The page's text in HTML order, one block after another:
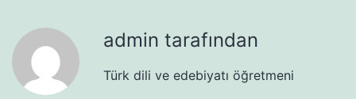
admin tarafından
Türk dili ve edebiyatı öğretmeni